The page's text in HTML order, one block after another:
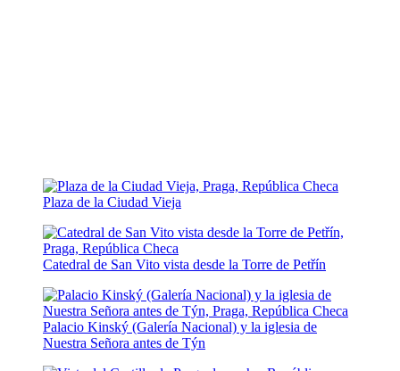
Plaza de la Ciudad Vieja
Catedral de San Vito vista desde la Torre de Petřín
Palacio Kinský (Galería Nacional) y la iglesia de
Nuestra Señora antes de Týn